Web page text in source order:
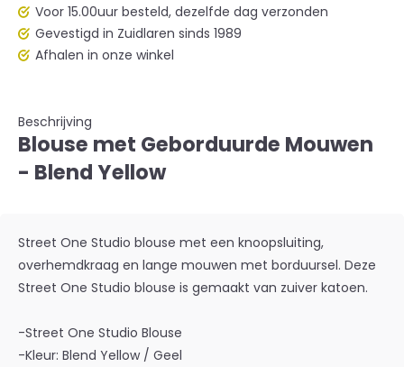
Voor 15.00uur besteld, dezelfde dag verzonden
Gevestigd in Zuidlaren sinds 1989
Afhalen in onze winkel
Beschrijving
Blouse met Geborduurde Mouwen
- Blend Yellow
Street One Studio blouse met een knoopsluiting,
overhemdkraag en lange mouwen met borduursel. Deze
Street One Studio blouse is gemaakt van zuiver katoen.
-Street One Studio Blouse
-Kleur: Blend Yellow / Geel